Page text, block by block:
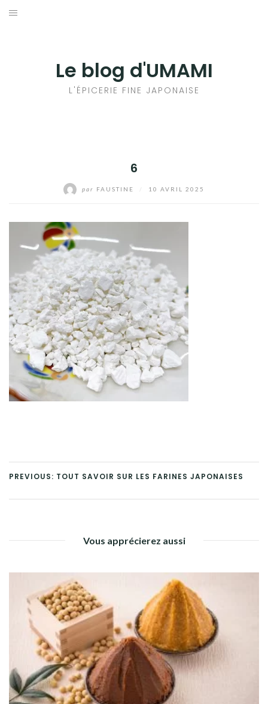
Aller
Le blog d'UMAMI
L'ÉPICERIE FINE JAPONAISE
6
par FAUSTINE 10 AVRIL 2025
PREVIOUS: TOUT SAVOIR SUR LES FARINES JAPONAISES
Vous apprécierez aussi